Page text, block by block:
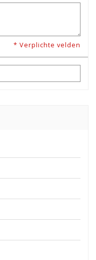
* Verplichte velden